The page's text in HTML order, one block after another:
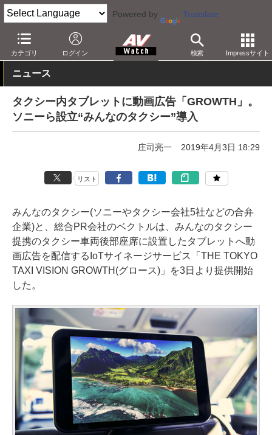
Powered by Translate
カテゴリ ログイン 検索 Impressサイト
AV Watch 動向 業界動向
ニュース
タクシー内タブレットに動画広告「GROWTH」。
ソニーら設立“みんなのタクシー”導入
庄司亮一 2019年4月3日 18:29
リスト
みんなのタクシー(ソニーやタクシー会社5社などの合弁
企業)と、総合PR会社のベクトルは、みんなのタクシー
提携のタクシー車両後部座席に設置したタブレットへ動
画広告を配信するIoTサイネージサービス「THE TOKYO
TAXI VISION GROWTH(グロース)」を3日より提供開始
した。